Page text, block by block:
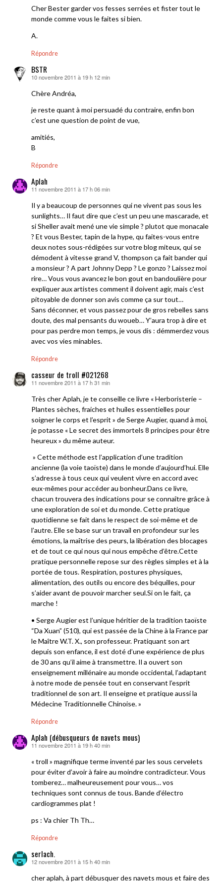
Cher Bester garder vos fesses serrées et fister tout le
monde comme vous le faites si bien.
A.
Répondre
BSTR
dit :
10 novembre 2011 à 19 h 12 min
Chère Andréa,
je reste quant à moi persuadé du contraire, enfin bon
c’est une question de point de vue,
amitiés,
B
Répondre
Aplah
dit :
11 novembre 2011 à 17 h 06 min
Il y a beaucoup de personnes qui ne vivent pas sous les
sunlights… Il faut dire que c’est un peu une mascarade, et
si Sheller avait mené une vie simple ? plutot que monacale
? Et vous Bester, tapin de la hype, qu faites-vous entre
deux notes sous-rédigées sur votre blog miteux, qui se
démodent à vitesse grand V, thompson ça fait bander qui
a monsieur ? A part Johnny Depp ? Le gonzo ? Laissez moi
rire… Vous vous avancez le bon gout en bandoulière pour
expliquer aux artistes comment il doivent agir, mais c’est
pitoyable de donner son avis comme ça sur tout…
Sans déconner, et vous passez pour de gros rebelles sans
doute, des mal pensants du woueb… Y’aura trop à dire et
pour pas perdre mon temps, je vous dis : démmerdez vous
avec vos vies minables.
Répondre
casseur de troll #021268
dit :
11 novembre 2011 à 17 h 31 min
Très cher Aplah, je te conseille ce livre « Herboristerie –
Plantes sèches, fraiches et huiles essentielles pour
soigner le corps et l’esprit » de Serge Augier, quand à moi,
je potasse « Le secret des immortels 8 principes pour être
heureux » du même auteur.
» Cette méthode est l’application d’une tradition
ancienne (la voie taoïste) dans le monde d’aujourd’hui. Elle
s’adresse à tous ceux qui veulent vivre en accord avec
eux-mêmes pour accéder au bonheur.Dans ce livre,
chacun trouvera des indications pour se connaître grâce à
une exploration de soi et du monde. Cette pratique
quotidienne se fait dans le respect de soi-même et de
l’autre. Elle se base sur un travail en profondeur sur les
émotions, la maîtrise des peurs, la libération des blocages
et de tout ce qui nous qui nous empêche d’être.Cette
pratique personnelle repose sur des règles simples et à la
portée de tous. Respiration, postures physiques,
alimentation, des outils ou encore des béquilles, pour
s’aider avant de pouvoir marcher seul.Si on le fait, ça
marche !
• Serge Augier est l’unique héritier de la tradition taoïste
“Da Xuan” (510), qui est passée de la Chine à la France par
le Maître W.T. X., son professeur. Pratiquant son art
depuis son enfance, il est doté d’une expérience de plus
de 30 ans qu’il aime à transmettre. Il a ouvert son
enseignement millénaire au monde occidental, l’adaptant
à notre mode de pensée tout en conservant l’esprit
traditionnel de son art. Il enseigne et pratique aussi la
Médecine Traditionnelle Chinoise. »
Répondre
Aplah (débusqueurs de navets mous)
dit :
11 novembre 2011 à 19 h 40 min
« troll » magnifique terme inventé par les sous cervelets
pour éviter d’avoir à faire au moindre contradicteur. Vous
tomberez… malheureusement pour vous… vos
techniques sont connus de tous. Bande d’électro
cardiogrammes plat !
ps : Va chier Th Th…
Répondre
serlach.
dit :
12 novembre 2011 à 15 h 40 min
cher aplah, à part débusquer des navets mous et faire des